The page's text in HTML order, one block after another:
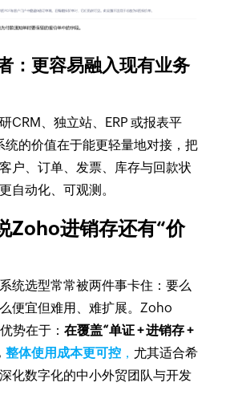
：更容易融入现有业务
CRM、独立站、ERP 或报表平
的价值在于能更轻量地对接，把
户、订单、发票、库存与回款状
自动化、可观测。
Zoho进销存还有“价
统选型常常被两件事卡住：要么
便宜但难用、难扩展。Zoho
势在于：在覆盖“单证 + 进销存 +
整体使用成本更可控 ， 尤其适合希
化数字化的中小外贸团队与开发